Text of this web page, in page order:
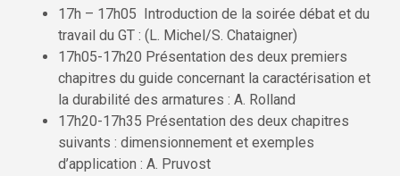
17h – 17h05 Introduction de la soirée débat et du
travail du GT : (L. Michel/S. Chataigner)
17h05-17h20 Présentation des deux premiers
chapitres du guide concernant la caractérisation et
la durabilité des armatures : A. Rolland
17h20-17h35 Présentation des deux chapitres
suivants : dimensionnement et exemples
d’application : A. Pruvost